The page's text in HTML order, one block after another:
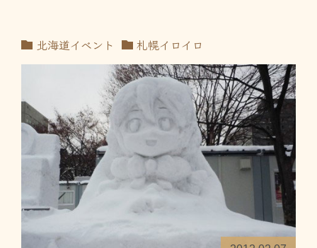
北海道イベント 札幌イロイロ